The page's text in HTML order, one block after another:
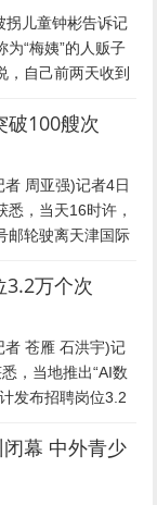
儿童钟彬告诉记
“梅姨”的人贩子
，自己前两天收到
及拐卖儿童”。
破100艘次
周亚强)记者4日
悉，当天16时许，
邮轮驶离天津国际
持续释放。 8...
万个次
苍雁 石洪宇)记
，当地推出“AI数
发布招聘岗位3.2
求职者与用人单位
幕 中外青少